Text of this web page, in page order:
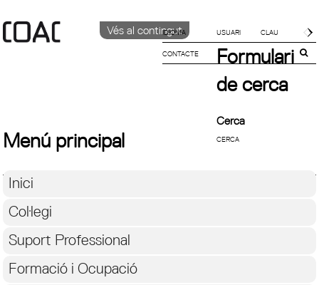
Vés al contingut
IDIOMA
CATALÀ
CONTACTE
Formulari
de cerca
Cerca
Menú principal
Inici
Col·legi
Suport Professional
Formació i Ocupació